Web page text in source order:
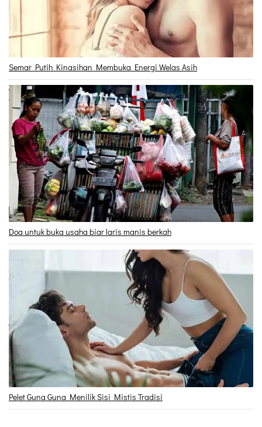
Semar Putih Kinasihan Membuka Energi Welas Asih
Doa untuk buka usaha biar laris manis berkah
Pelet Guna Guna Menilik Sisi Mistis Tradisi